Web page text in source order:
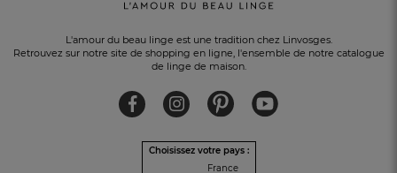
sans frais avec Alma
L'amour du beau linge est une tradition chez Linvosges.
Retrouvez sur notre site de shopping en ligne, l'ensemble de notre catalogue
de linge de maison.
Choisissez votre pays :
France